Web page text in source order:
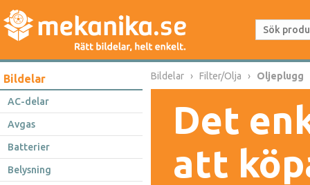
Bildelar
AC-delar
Avgas
Batterier
Belysning
Bildelar Filter/Olja Oljeplugg
Det
att